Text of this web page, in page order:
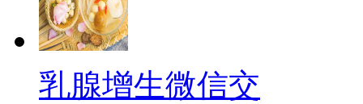
乳腺增生微信交